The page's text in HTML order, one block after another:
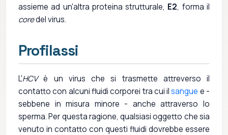
assieme ad un'altra proteina strutturale, E2, forma il
coredel virus.
Profilassi
L'HCVè un virus che si trasmette attreverso il
contatto con alcuni fluidi corporei tra cui ilsangue e -
sebbene in misura minore - anche attraverso lo
sperma. Per questa ragione, qualsiasi oggetto che sia
venuto in contatto con questi fluidi dovrebbe essere